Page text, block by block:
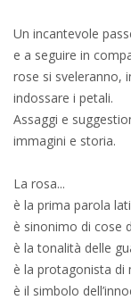
Un incantevole
e a seguire in
rose si sveleranno,
indossare i petali.
Assaggi e
immagini e storia.
La rosa...
è la prima parola
è sinonimo di cose
è la tonalità delle
è la protagonista di
è il simbolo